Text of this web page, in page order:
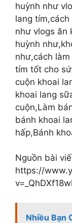
huỳnh như
lang
như vlogs ăn
huỳnh
như,cách
tím tốt cho
cuộn khoai
khoai lang
cuộn,Làm
bánh khoai
hấp,Bánh
Nguồn bài
https://
Nhiều Bạn